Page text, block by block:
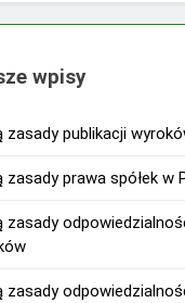
wpisy
zasady publikacji
zasady prawa spółek w
zasady
zasady